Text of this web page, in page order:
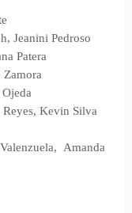
Jeanini Pedroso
Patera
Zamora
Kevin Silva
Amanda